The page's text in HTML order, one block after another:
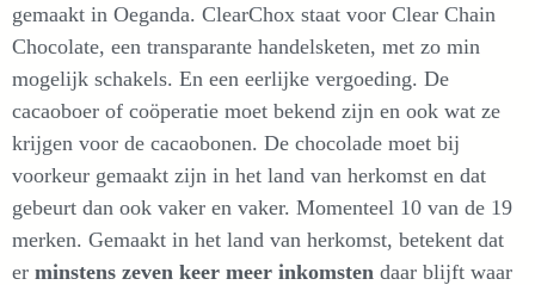
gemaakt in Oeganda. ClearChox staat voor Clear Chain
Chocolate, een transparante handelsketen, met zo min
mogelijk schakels. En een eerlijke vergoeding. De
cacaoboer of coöperatie moet bekend zijn en ook wat ze
krijgen voor de cacaobonen. De chocolade moet bij
voorkeur gemaakt zijn in het land van herkomst en dat
gebeurt dan ook vaker en vaker. Momenteel 10 van de 19
merken. Gemaakt in het land van herkomst, betekent dat
er minstens zeven keer meer inkomsten daar blijft waar